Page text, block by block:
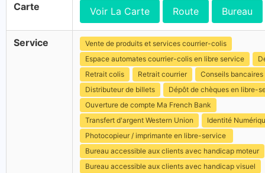
Carte Voir La Carte Route Bureau
Service
Vente de produits et services courrier-colis
Espace automates courrier-colis en libre service
Retrait colis
Retrait courrier
Conseils bancaires
Distributeur de billets
Dépôt de chèques en libre-
Ouverture de compte Ma French Bank
Transfert d'argent Western Union
Identité
Photocopieur / imprimante en libre-service
Bureau accessible aux clients avec handicap moteur
Bureau accessible aux clients avec handicap visuel